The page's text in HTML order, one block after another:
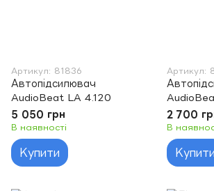
Артикул: 81836
Автопідсилювач
AudioBeat LA 4.120
5 050 грн
В наявності
Купити
Артикул:
2 700
В
Купити